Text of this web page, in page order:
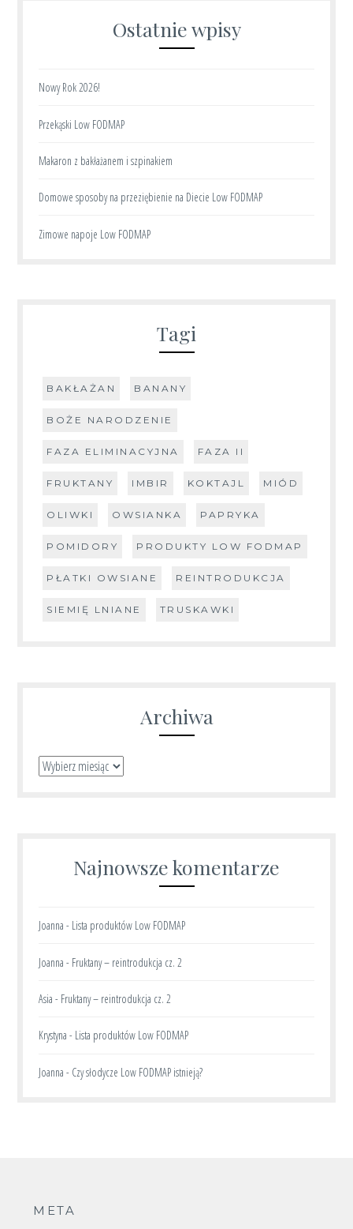
Ostatnie wpisy
Nowy Rok 2026!
Przekąski Low FODMAP
Makaron z bakłażanem i szpinakiem
Domowe sposoby na przeziębienie na Diecie Low FODMAP
Zimowe napoje Low FODMAP
Tagi
BAKŁAŻAN BANANY
BOŻE NARODZENIE
FAZA ELIMINACYJNA FAZA II
FRUKTANY IMBIR KOKTAJL MIÓD
OLIWKI OWSIANKA PAPRYKA
POMIDORY PRODUKTY LOW FODMAP
PŁATKI OWSIANE REINTRODUKCJA
SIEMIĘ LNIANE TRUSKAWKI
Archiwa
Archiwa
Najnowsze komentarze
Joanna - Lista produktów Low FODMAP
Joanna - Fruktany – reintrodukcja cz. 2
Asia - Fruktany – reintrodukcja cz. 2
Krystyna - Lista produktów Low FODMAP
Joanna - Czy słodycze Low FODMAP istnieją?
META